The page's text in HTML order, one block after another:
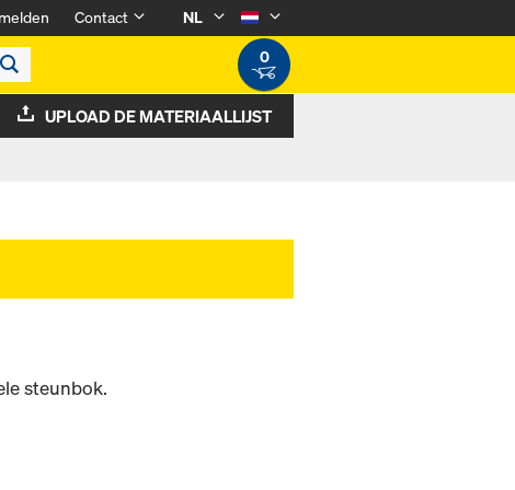
Contact
NL
0
UPLOAD DE MATERIAALLIJST
steunbok.